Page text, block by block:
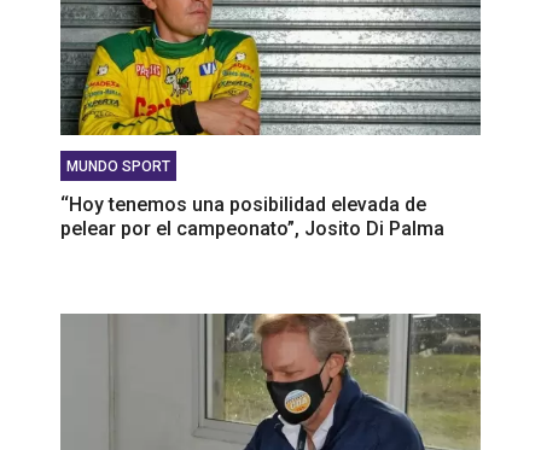
MUNDO SPORT
‘‘Hoy tenemos una posibilidad elevada de
pelear por el campeonato”, Josito Di Palma